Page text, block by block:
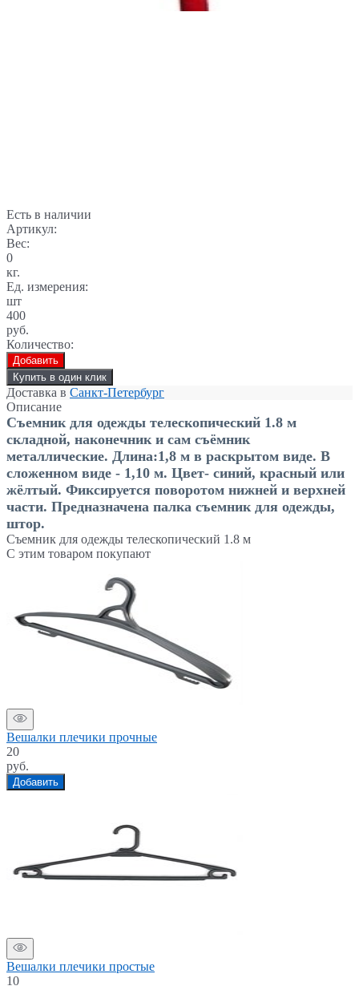
Есть в наличии
Артикул:
Вес:
0
кг.
Ед. измерения:
шт
400
руб.
Количество:
Добавить
Купить в один клик
Доставка в Санкт-Петербург
Описание
Съемник для одежды телескопический 1.8 м
складной, наконечник и сам съёмник
металлические. Длина:1,8 м в раскрытом виде. В
сложенном виде - 1,10 м. Цвет- синий, красный или
жёлтый. Фиксируется поворотом нижней и верхней
части. Предназначена палка съемник для одежды,
штор.
Съемник для одежды телескопический 1.8 м
С этим товаром покупают
Вешалки плечики прочные
20
руб.
Добавить
Вешалки плечики простые
10